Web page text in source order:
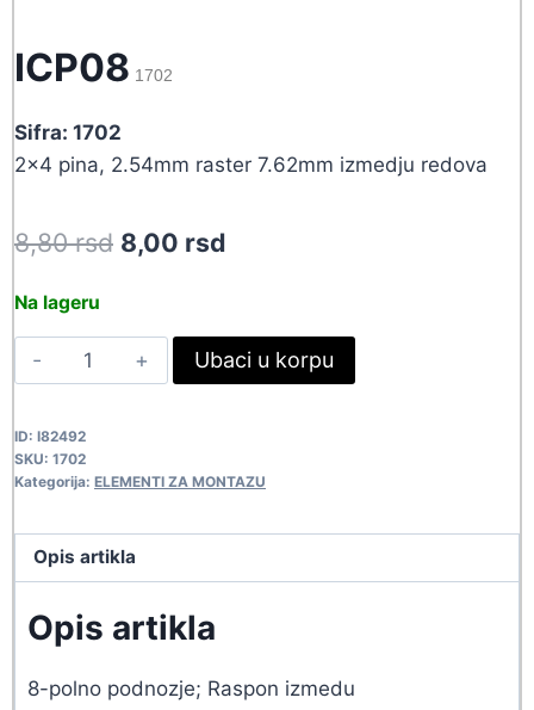
ICP08 1702
Sifra: 1702
2×4 pina, 2.54mm raster 7.62mm izmedju redova
8,80rsd Original
8,80 rsd.
8,00 rsd
8,00 rsd.
Na lageru
ICP08
1702
Ubaci u korpu
ID: I82492
SKU: 1702
Kategorija: ELEMENTI ZA MONTAZU
Opis artikla
Opis artikla
8-polno podnozje; Raspon izmedu